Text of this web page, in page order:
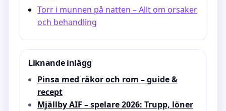
Torr i munnen på natten – Allt om orsaker
och behandling
Liknande inlägg
Pinsa med räkor och rom – guide &
recept
Mjällby AIF – spelare 2026: Trupp, löner